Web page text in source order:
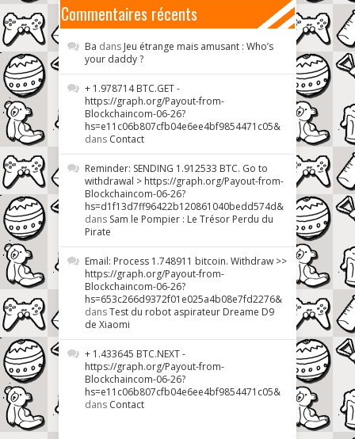
Commentaires récents
Ba dans Jeu étrange mais amusant : Who’s
your daddy ?
+ 1.978714 BTC.GET -
https://graph.org/Payout-from-
Blockchaincom-06-26?
hs=e11c06b807cfb04e6ee4bf9854471c05&
dans Contact
Reminder: SENDING 1.912533 BTC. Go to
withdrawal > https://graph.org/Payout-from-
Blockchaincom-06-26?
hs=d1f13d7ff96422b120861040bedd574d&
dans Sam le Pompier : Le Trésor Perdu du
Pirate
Email: Process 1.748911 bitcoin. Withdraw >>
https://graph.org/Payout-from-
Blockchaincom-06-26?
hs=653c266d9372f01e025a4b08e7fd2276&
dansTest du robot aspirateur Dreame D9
de Xiaomi
+ 1.433645 BTC.NEXT -
https://graph.org/Payout-from-
Blockchaincom-06-26?
hs=e11c06b807cfb04e6ee4bf9854471c05&
dans Contact